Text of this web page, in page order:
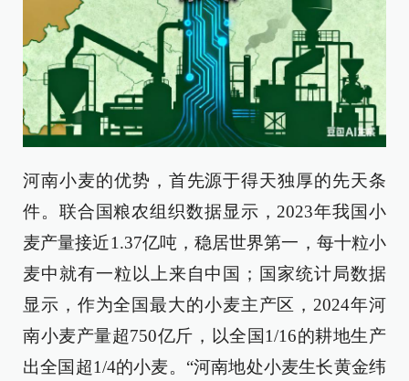
河南小麦的优势，首先源于得天独厚的先天条
件。联合国粮农组织数据显示，2023年我国小
麦产量接近1.37亿吨，稳居世界第一，每十粒小
麦中就有一粒以上来自中国；国家统计局数据
显示，作为全国最大的小麦主产区，2024年河
南小麦产量超750亿斤，以全国1/16的耕地生产
出全国超1/4的小麦。“河南地处小麦生长黄金纬